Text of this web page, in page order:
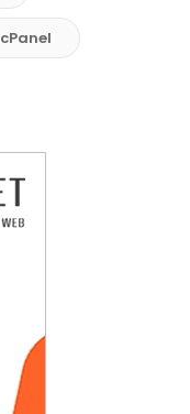
cPanel